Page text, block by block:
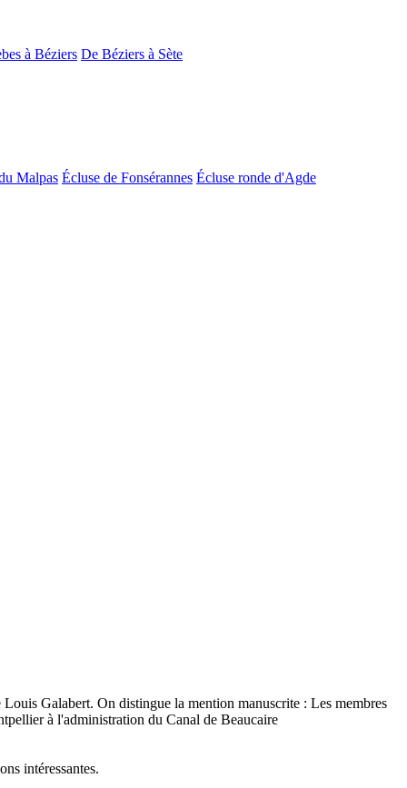
à Béziers De Béziers à Sète
Malpas Écluse de Fonsérannes Écluse ronde d'Agde
intéressantes.